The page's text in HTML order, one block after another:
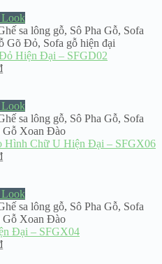
sa lông gỗ, Sô Pha Gỗ, Sofa
Gõ Đỏ, Sofa gỗ hiện đại
Hiện Đại – SFGD02
sa lông gỗ, Sô Pha Gỗ, Sofa
Gỗ Xoan Đào
Hình Chữ U Hiện Đại – SFGX06
sa lông gỗ, Sô Pha Gỗ, Sofa
Gỗ Xoan Đào
Đại – SFGX04